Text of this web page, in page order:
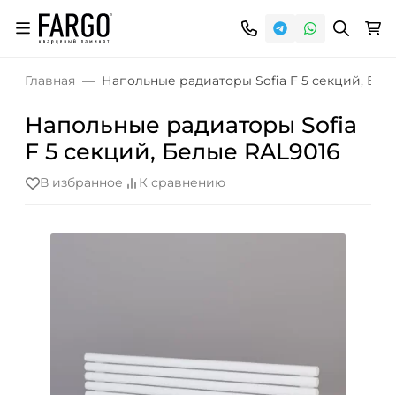
Главная Напольные радиаторы Sofia F 5 секций,
Напольные радиаторы Sofia
F 5 секций, Белые RAL9016
В избранное К сравнению